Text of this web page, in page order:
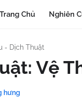
Trang Chủ Nghiên
- Dịch Thuật
Vệ
hưng